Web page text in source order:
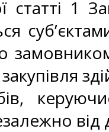
1
закупівля
від